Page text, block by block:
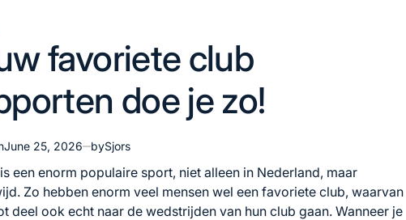
favoriete club
doe je zo!
June 25, 2026 bySjors
een enorm populaire sport, niet alleen in Nederland, maar
Zo hebben enorm veel mensen wel een favoriete club, waarvan
deel ook echt naar de wedstrijden van hun club gaan. Wanneer je